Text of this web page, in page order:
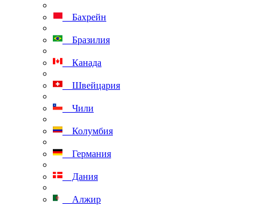
Бахрейн
Бразилия
Канада
Швейцария
Чили
Колумбия
Германия
Дания
Алжир